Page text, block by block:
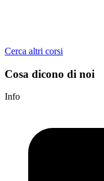
Cerca altri corsi
Cosa dicono di noi
Info